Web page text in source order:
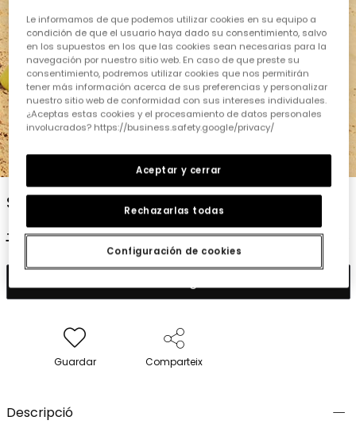
1 2 3 4 5
Samarreta de tirants nen cotó blanc
17,95 € 8,95 €
Guardar Comparteix
Descripció
Le informamos de que podemos utilizar cookies en su equipo a
condición de que el usuario haya dado su consentimiento, salvo
en los supuestos en los que las cookies sean necesarias para la
navegación por nuestro sitio web. En caso de que preste su
consentimiento, podremos utilizar cookies que nos permitirán
tener más información acerca de sus preferencias y personalizar
nuestro sitio web de conformidad con sus intereses individuales.
¿Aceptas estas cookies y el procesamiento de datos personales
involucrados? https://business.safety.google/privacy/
Configuración de cookies
Rechazarlas todas
Aceptar y cerrar